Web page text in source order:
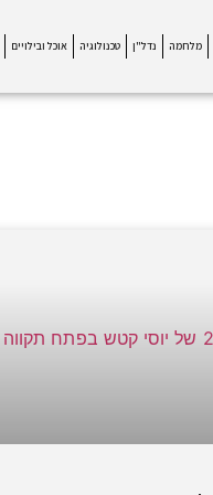
מלחמה נדל"ן טכנולוגיה אוכל ובילויים